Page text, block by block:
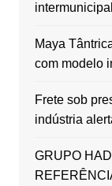
intermunicipal
Maya
com modelo
Frete sob
indústria
GRUPO